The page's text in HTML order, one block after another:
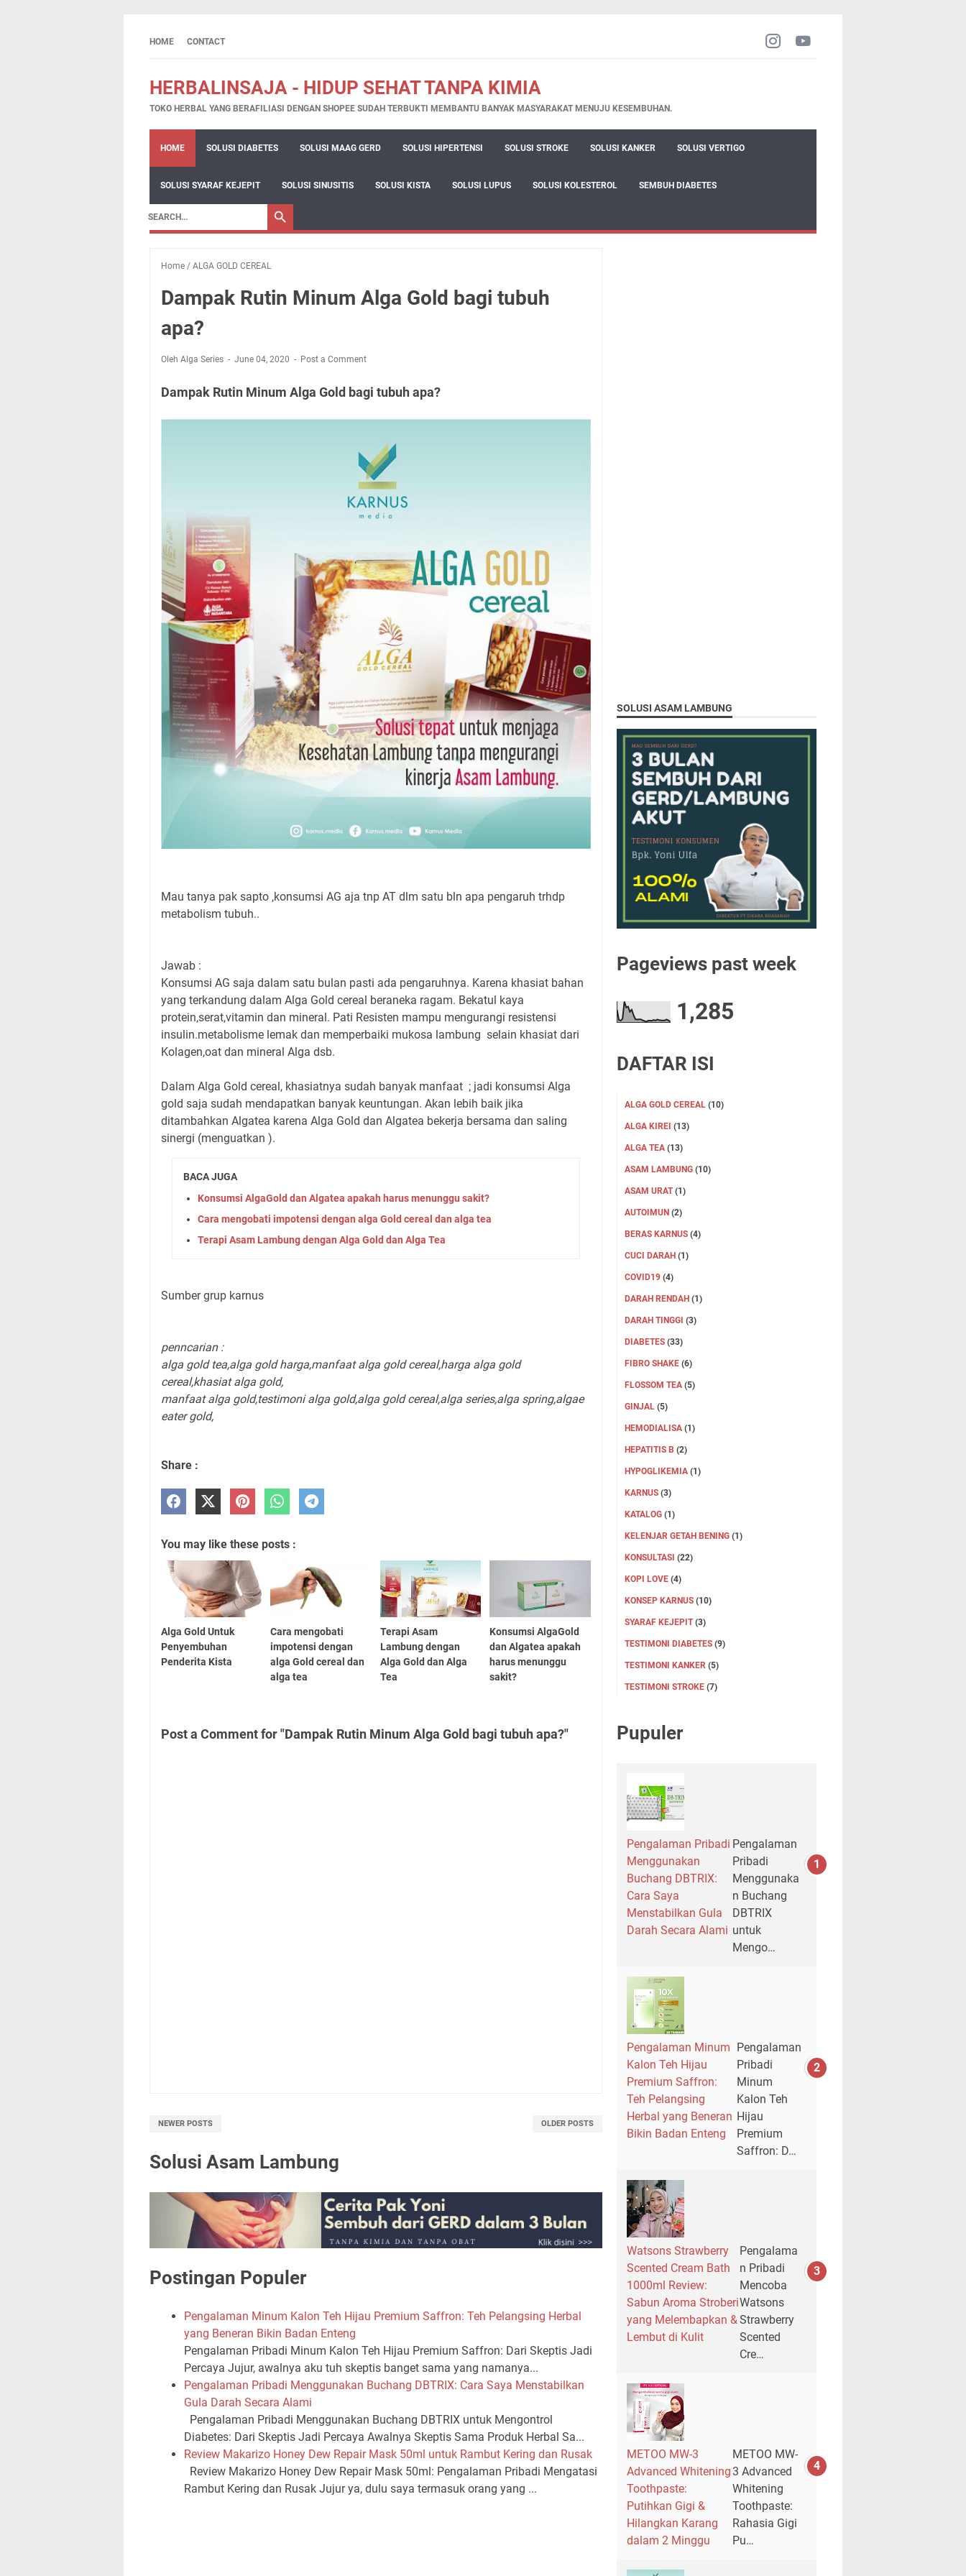
HOME CONTACT
HERBALINSAJA - HIDUP SEHAT TANPA KIMIA
TOKO HERBAL YANG BERAFILIASI DENGAN SHOPEE SUDAH TERBUKTI MEMBANTU BANYAK MASYARAKAT MENUJU KESEMBUHAN.
HOME SOLUSI DIABETES SOLUSI MAAG GERD SOLUSI HIPERTENSI SOLUSI STROKE SOLUSI KANKER SOLUSI VERTIGO
SOLUSI SYARAF KEJEPIT SOLUSI SINUSITIS SOLUSI KISTA SOLUSI LUPUS SOLUSI KOLESTEROL SEMBUH DIABETES
Home / ALGA GOLD CEREAL
Dampak Rutin Minum Alga Gold bagi tubuh
apa?
Oleh Alga Series June 04, 2020 Post a Comment
Dampak Rutin Minum Alga Gold bagi tubuh apa?
Mau tanya pak sapto ,konsumsi AG aja tnp AT dlm satu bln apa pengaruh trhdp
metabolism tubuh..
Jawab :
Konsumsi AG saja dalam satu bulan pasti ada pengaruhnya. Karena khasiat bahan
yang terkandung dalam Alga Gold cereal beraneka ragam. Bekatul kaya
protein,serat,vitamin dan mineral. Pati Resisten mampu mengurangi resistensi
insulin.metabolisme lemak dan memperbaiki mukosa lambung selain khasiat dari
Kolagen,oat dan mineral Alga dsb.
Dalam Alga Gold cereal, khasiatnya sudah banyak manfaat ; jadi konsumsi Alga
gold saja sudah mendapatkan banyak keuntungan. Akan lebih baik jika
ditambahkan Algatea karena Alga Gold dan Algatea bekerja bersama dan saling
sinergi (menguatkan ).
BACA JUGA
Konsumsi AlgaGold dan Algatea apakah harus menunggu sakit?
Cara mengobati impotensi dengan alga Gold cereal dan alga tea
Terapi Asam Lambung dengan Alga Gold dan Alga Tea
Sumber grup karnus
penncarian :
alga gold tea,alga gold harga,manfaat alga gold cereal,harga alga gold
cereal,khasiat alga gold,
manfaat alga gold,testimoni alga gold,alga gold cereal,alga series,alga spring,algae
eater gold,
Share :
You may like these posts :
Alga Gold Untuk
Penyembuhan
Penderita Kista
Cara mengobati
impotensi dengan
alga Gold cereal dan
alga tea
Terapi Asam
Lambung dengan
Alga Gold dan Alga
Tea
Konsumsi AlgaGold
dan Algatea apakah
harus menunggu
sakit?
Post a Comment for "Dampak Rutin Minum Alga Gold bagi tubuh apa?"
NEWER POSTS OLDER POSTS
Solusi Asam Lambung
Postingan Populer
Pengalaman Minum Kalon Teh Hijau Premium Saffron: Teh Pelangsing Herbal
yang Beneran Bikin Badan Enteng
Pengalaman Pribadi Minum Kalon Teh Hijau Premium Saffron: Dari Skeptis Jadi
Percaya Jujur, awalnya aku tuh skeptis banget sama yang namanya...
Pengalaman Pribadi Menggunakan Buchang DBTRIX: Cara Saya Menstabilkan
Gula Darah Secara Alami
Pengalaman Pribadi Menggunakan Buchang DBTRIX untuk Mengontrol
Diabetes: Dari Skeptis Jadi Percaya Awalnya Skeptis Sama Produk Herbal Sa...
Review Makarizo Honey Dew Repair Mask 50ml untuk Rambut Kering dan Rusak
Review Makarizo Honey Dew Repair Mask 50ml: Pengalaman Pribadi Mengatasi
Rambut Kering dan Rusak Jujur ya, dulu saya termasuk orang yang ...
SOLUSI ASAM LAMBUNG
Pageviews past week
1,285
DAFTAR ISI
ALGA GOLD CEREAL (10)
ALGA KIREI (13)
ALGA TEA (13)
ASAM LAMBUNG (10)
ASAM URAT (1)
AUTOIMUN (2)
BERAS KARNUS (4)
CUCI DARAH (1)
COVID19 (4)
DARAH RENDAH (1)
DARAH TINGGI (3)
DIABETES (33)
FIBRO SHAKE (6)
FLOSSOM TEA (5)
GINJAL (5)
HEMODIALISA (1)
HEPATITIS B (2)
HYPOGLIKEMIA (1)
KARNUS (3)
KATALOG (1)
KELENJAR GETAH BENING (1)
KONSULTASI (22)
KOPI LOVE (4)
KONSEP KARNUS (10)
SYARAF KEJEPIT (3)
TESTIMONI DIABETES (9)
TESTIMONI KANKER (5)
TESTIMONI STROKE (7)
Pupuler
Pengalaman Pribadi
Menggunakan
Buchang DBTRIX:
Cara Saya
Menstabilkan Gula
Darah Secara Alami
Pengalaman
Pribadi
Menggunaka
n Buchang
DBTRIX
untuk
Mengo…
Pengalaman Minum
Kalon Teh Hijau
Premium Saffron:
Teh Pelangsing
Herbal yang Beneran
Bikin Badan Enteng
Pengalaman
Pribadi
Minum
Kalon Teh
Hijau
Premium
Saffron: D…
Watsons Strawberry
Scented Cream Bath
1000ml Review:
Sabun Aroma Stroberi
yang Melembapkan &
Lembut di Kulit
Pengalama
n Pribadi
Mencoba
Watsons
Strawberry
Scented
Cre…
METOO MW-3
Advanced Whitening
Toothpaste:
Putihkan Gigi &
Hilangkan Karang
dalam 2 Minggu
METOO MW-
3 Advanced
Whitening
Toothpaste:
Rahasia Gigi
Pu…